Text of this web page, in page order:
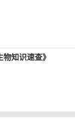
知识速查》